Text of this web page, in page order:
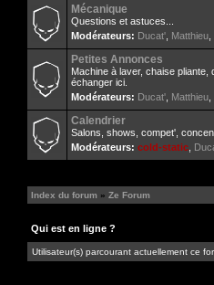
Mécanique
Questions et astuces...
Modérateurs: Ducat' Matthieu
Petites Annonces
Machine à laver, chaise
échanger ici.
Modérateurs: Ducat' Matthieu
Calendrier
Salons, shows, compet',
Modérateurs: cold-static
Index du forum » Ze Forum
Qui est en ligne ?
Utilisateur(s) parcourant actuellement ce